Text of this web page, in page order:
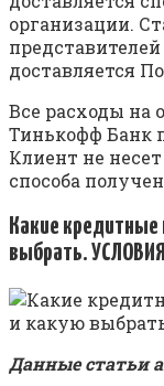
организации.
представителей
доставляется
Все расходы на
Тинькофф Банк
Клиент не
способа
Какие
выбрать. УСЛОВИЯ
Данные статьи